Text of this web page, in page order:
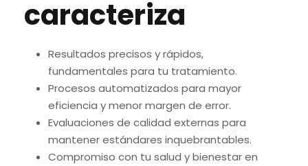
caracteriza
Resultados precisos y rápidos,
fundamentales para tu tratamiento.
Procesos automatizados para mayor
eficiencia y menor margen de error.
Evaluaciones de calidad externas para
mantener estándares inquebrantables.
Compromiso con tu salud y bienestar en